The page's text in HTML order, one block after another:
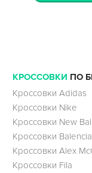
КРОССОВКИ ПО
Кроссовки Adidas
Кроссовки Nike
Кроссовки New
Кроссовки
Кроссовки Alex
Кроссовки Fila